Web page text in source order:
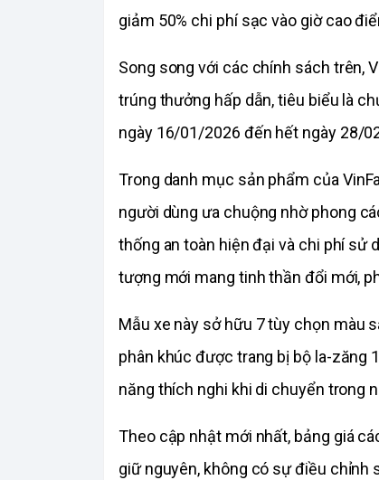
giảm 50% chi phí sạc vào giờ cao
Song song với các chính sách trên,
trúng thưởng hấp dẫn, tiêu biểu là
ngày 16/01/2026 đến hết ngày 28/
Trong danh mục sản phẩm của
người dùng ưa chuộng nhờ phong
thống an toàn hiện đại và chi phí sử
tượng mới mang tinh thần đổi mới,
Mẫu xe này sở hữu 7 tùy chọn màu
phân khúc được trang bị bộ la-zăng
năng thích nghi khi di chuyển trong
Theo cập nhật mới nhất, bảng giá
giữ nguyên, không có sự điều chỉnh